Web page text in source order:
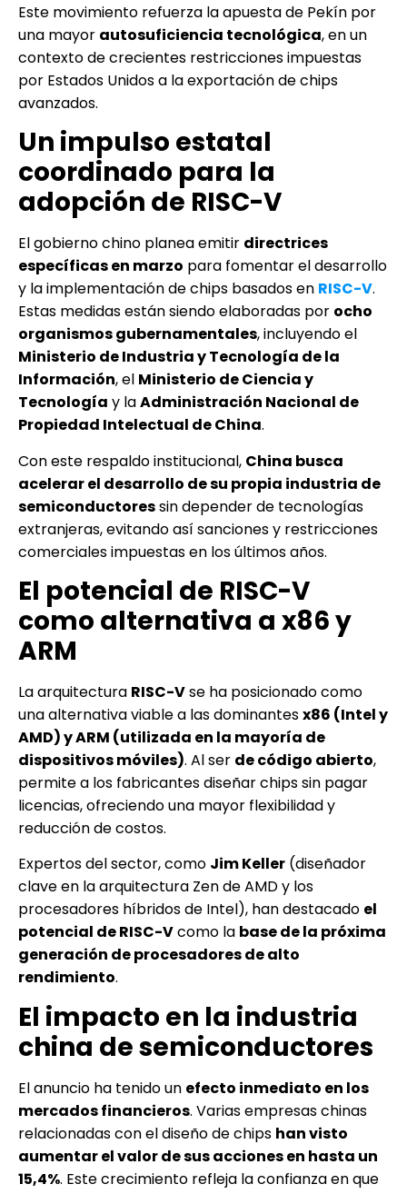
Este movimiento refuerza la apuesta de Pekín por
una mayor autosuficiencia tecnológica, en un
contexto de crecientes restricciones impuestas
por Estados Unidos a la exportación de chips
avanzados.
Un impulso estatal
coordinado para la
adopción de RISC-V
El gobierno chino planea emitir directrices
específicas en marzo para fomentar el desarrollo
y la implementación de chips basados en RISC-V.
Estas medidas están siendo elaboradas por ocho
organismos gubernamentales, incluyendo el
Ministerio de Industria y Tecnología de la
Información, el Ministerio de Ciencia y
Tecnología y laAdministración Nacional de
Propiedad Intelectual de China.
Con este respaldo institucional, China busca
acelerar el desarrollo de su propia industria de
semiconductoressin depender de tecnologías
extranjeras, evitando así sanciones y restricciones
comerciales impuestas en los últimos años.
El potencial de RISC-V
como alternativa a x86 y
ARM
La arquitectura RISC-Vse ha posicionado como
una alternativa viable a las dominantesx86 (Intel y
AMD) y ARM (utilizada en la mayoría de
dispositivos móviles). Al ser de código abierto,
permite a los fabricantes diseñar chips sin pagar
licencias, ofreciendo una mayor flexibilidad y
reducción de costos.
Expertos del sector, como Jim Keller (diseñador
clave en la arquitectura Zen de AMD y los
procesadores híbridos de Intel), han destacado el
potencial de RISC-Vcomo la base de la próxima
generación de procesadores de alto
rendimiento.
El impacto en la industria
china de semiconductores
El anuncio ha tenido un efecto inmediato en los
mercados financieros. Varias empresas chinas
relacionadas con el diseño de chips han visto
aumentar el valor de sus acciones en hasta un
15,4%. Este crecimiento refleja la confianza en que